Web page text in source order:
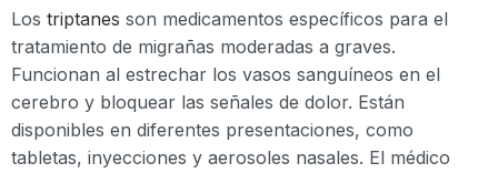
Los triptanes son medicamentos específicos para el
tratamiento de migrañas moderadas a graves.
Funcionan al estrechar los vasos sanguíneos en el
cerebro y bloquear las señales de dolor. Están
disponibles en diferentes presentaciones, como
tabletas, inyecciones y aerosoles nasales. El médico